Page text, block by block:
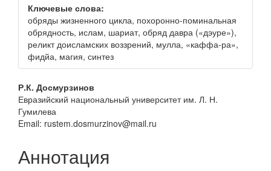
Ключевые слова:
обряды жизненного цикла, похоронно-поминальная
обрядность, ислам, шариат, обряд давра («дэуре»),
реликт доисламских воззрений, мулла, «каффа-ра»,
фидйа, магия, синтез
Основное
содержание
статьи
Р.К. Досмурзинов
Евразийский национальный университет им. Л. Н.
Гумилева
Email: rustem.dosmurzinov@mail.ru
Аннотация